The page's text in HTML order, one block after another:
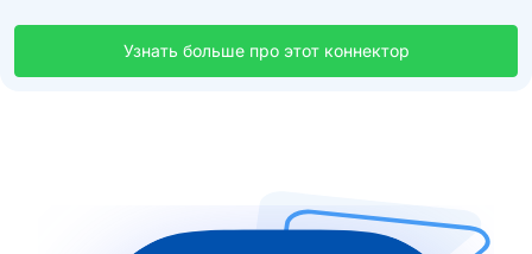
Узнать больше про этот коннектор